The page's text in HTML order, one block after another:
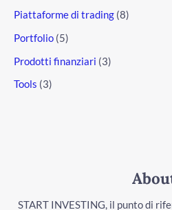
Piattaforme di trading (8)
Portfolio (5)
Prodotti finanziari (3)
Tools (3)
START INVESTING, il punto di